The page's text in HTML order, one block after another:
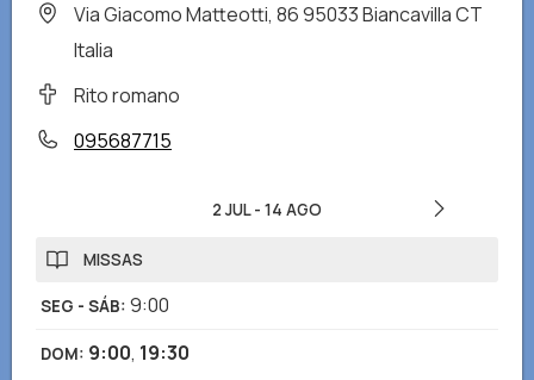
Via Giacomo Matteotti, 86 95033 Biancavilla CT
Italia
Rito romano
095687715
2 JUL- 14 AGO
MISSAS
SEG - SÁB: 9:00
DOM: 9:00, 19:30